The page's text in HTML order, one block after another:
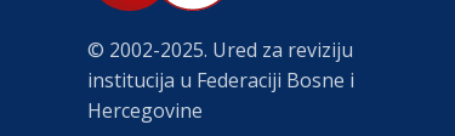
© 2002-2025. Ured za reviziju
institucija u Federaciji Bosne i
Hercegovine